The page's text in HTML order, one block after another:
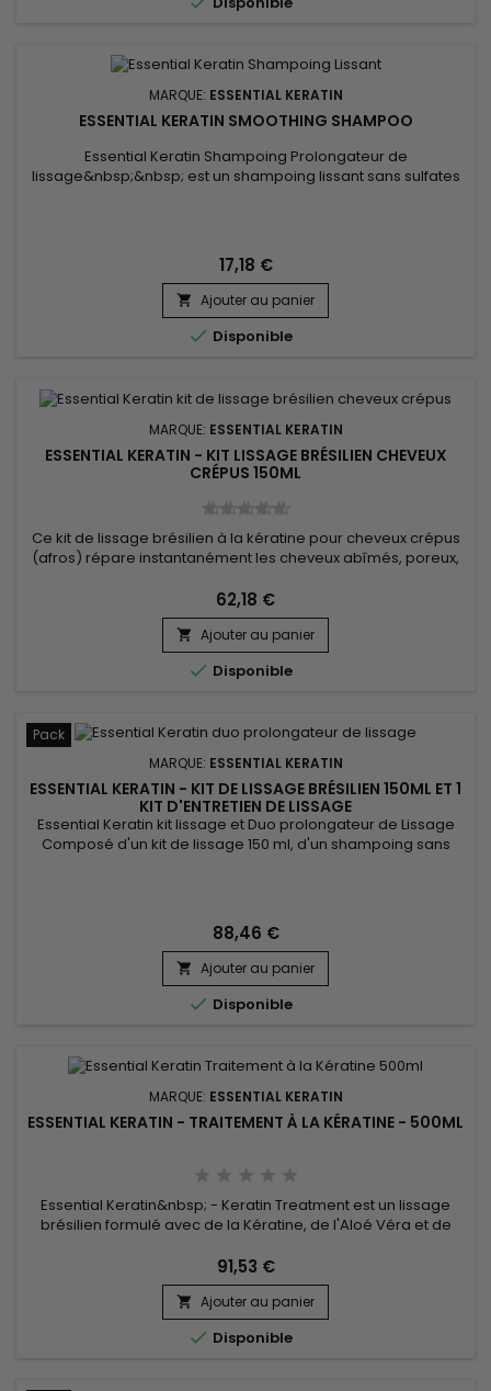
MARQUE: ESSENTIAL KERATIN
ESSENTIAL KERATIN SMOOTHING SHAMPOO
Essential Keratin Shampoing Prolongateur de
lissage&nbsp;&nbsp; est un shampoing lissant sans sulfates
Keratin&nbsp; Shampoing Prolongateur de lissage laisse vos
cheveux...
17,18 €
 Ajouter au panier
 Disponible
MARQUE: ESSENTIAL KERATIN
ESSENTIAL KERATIN - KIT LISSAGE BRÉSILIEN CHEVEUX
CRÉPUS 150ML
Ce kit de lissage brésilien à la kératine pour cheveux crépus
(afros) répare instantanément les cheveux abîmés, poreux,
contre la casse. Essential Keratin lissage brésilien pour
cheveux crépus lisse jusqu’à 100 % les cheveux bouclés,
crépus, élimine les frisottis et donne une finition brillante et...
62,18 €
 Ajouter au panier
 Disponible
Pack
MARQUE: ESSENTIAL KERATIN
ESSENTIAL KERATIN - KIT DE LISSAGE BRÉSILIEN 150ML ET 1
KIT D'ENTRETIEN DE LISSAGE
Essential Keratin kit lissage et Duo prolongateur de Lissage
Composé d'un kit de lissage 150 ml, d'un shampoing sans
cheveux, et amplifie l'effet de votre lissage brésilien,...
88,46 €
 Ajouter au panier
 Disponible
MARQUE: ESSENTIAL KERATIN
ESSENTIAL KERATIN - TRAITEMENT À LA KÉRATINE - 500ML
Essential Keratin&nbsp; - Keratin Treatment est un lissage
brésilien formulé avec de la Kératine, de l'Aloé Véra et de
cortex, lui donner raideur, souplesse et brillance ! Conçu pour
des cheveux très bouclés, frisés, crépus, le lissage brésilien
Essential Keratin réduit le volume, contrôle les...
91,53 €
 Ajouter au panier
 Disponible